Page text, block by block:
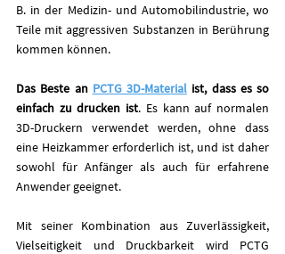
B. in der Medizin- und Automobilindustrie, wo
Teile mit aggressiven Substanzen in Berührung
kommen können.
Das Beste an PCTG 3D-Material ist, dass es so
einfach zu drucken ist. Es kann auf normalen
3D-Druckern verwendet werden, ohne dass
eine Heizkammer erforderlich ist, und ist daher
sowohl für Anfänger als auch für erfahrene
Anwender geeignet.
Mit seiner Kombination aus Zuverlässigkeit,
Vielseitigkeit und Druckbarkeit wird PCTG